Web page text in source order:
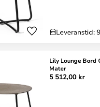
Leveranstid:
Lily Lounge Bord
Mater
5 512,00 kr